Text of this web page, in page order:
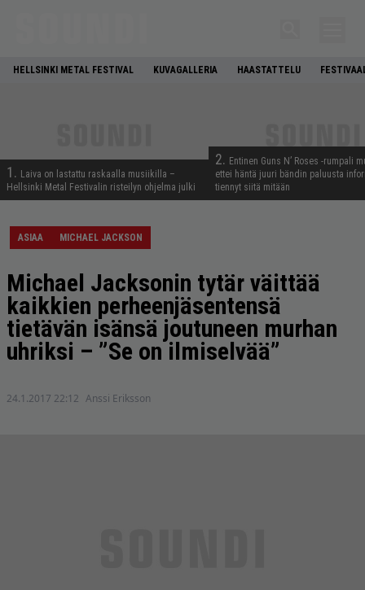
HELLSINKI METAL FESTIVAL KUVAGALLERIA HAASTATTELU
1. Laiva on lastattu raskaalla musiikilla –
Hellsinki Metal Festivalin risteilyn ohjelma julki
2. Entinen Guns N’ Roses -rumpali
ettei häntä juuri bändin paluusta
tiennyt siitä mitään
ASIAA MICHAEL JACKSON
Michael Jacksonin tytär väittää
kaikkien perheenjäsentensä
tietävän isänsä joutuneen murhan
uhriksi – ”Se on ilmiselvää”
24.1.2017 22:12 Anssi Eriksson